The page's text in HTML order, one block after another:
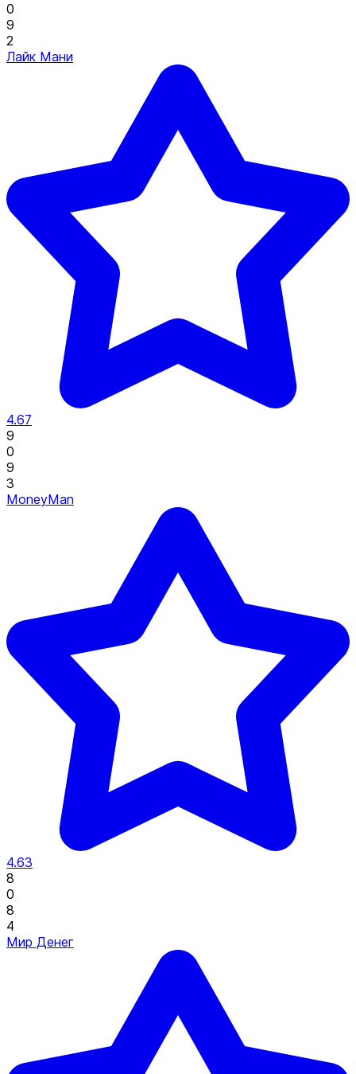
0
9
2
Лайк Мани
4.67
9
0
9
3
MoneyMan
4.63
8
0
8
4
Мир Денег